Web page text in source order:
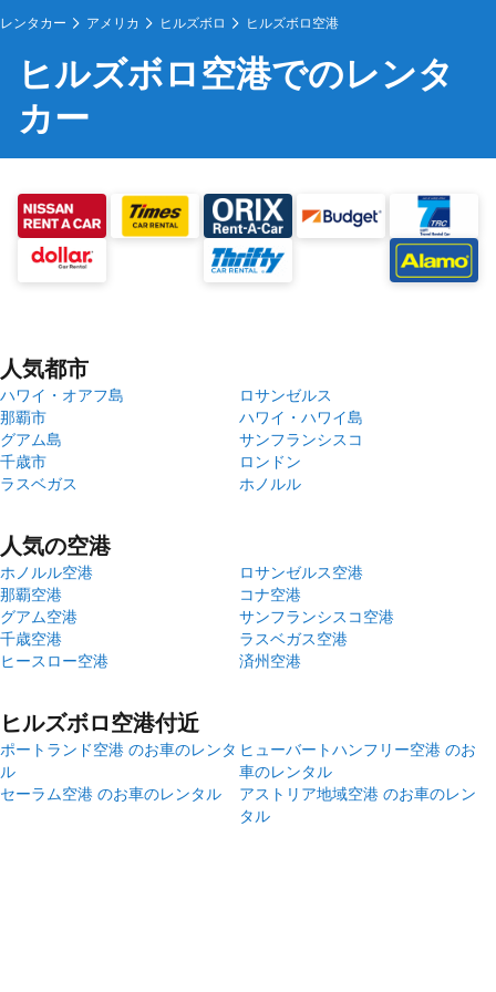
レンタカー アメリカ ヒルズボロ ヒルズボロ空港
ヒルズボロ空港でのレンタ
カー
人気都市
ハワイ・オアフ島
ロサンゼルス
那覇市
ハワイ・ハワイ島
グアム島
サンフランシスコ
千歳市
ロンドン
ラスベガス
ホノルル
人気の空港
ホノルル空港
ロサンゼルス空港
那覇空港
コナ空港
グアム空港
サンフランシスコ空港
千歳空港
ラスベガス空港
ヒースロー空港
済州空港
ヒルズボロ空港付近
ポートランド空港 のお車のレンタ
ル
ヒューバートハンフリー空港 のお
車のレンタル
セーラム空港 のお車のレンタル
アストリア地域空港 のお車のレン
タル